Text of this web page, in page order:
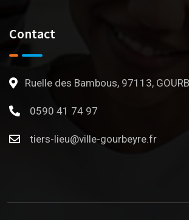
Contact
Ruelle des Bambous, 97113,
0590 41 74 97
tiers-lieu@ville-gourbeyre.fr